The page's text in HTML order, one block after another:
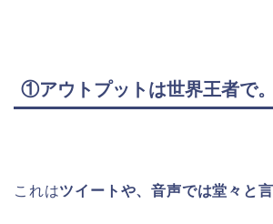
①アウトプットは世界王者で。
これはツイートや、音声では堂々と言